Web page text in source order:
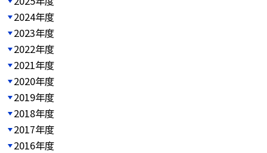
2024年度
2023年度
2022年度
2021年度
2020年度
2019年度
2018年度
2017年度
2016年度